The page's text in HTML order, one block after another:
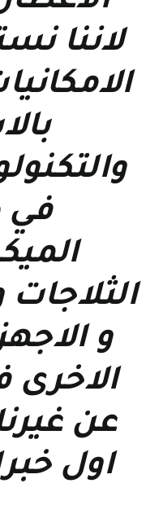
لاننا
في
و
الاخرى
عن
اول